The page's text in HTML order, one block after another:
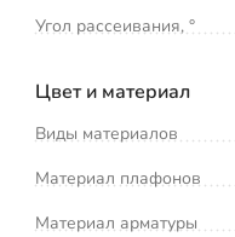
Угол рассеивания, °
Цвет и материал
Виды материалов
Материал плафонов
Материал арматуры